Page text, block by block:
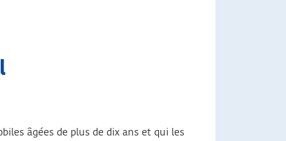
âgées de plus de dix ans et qui les